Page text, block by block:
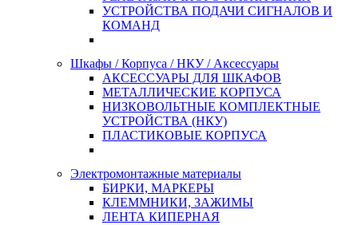
УСТРОЙСТВА ПОДАЧИ СИГНАЛОВ И
КОМАНД
Шкафы / Корпуса / НКУ / Аксессуары
АКСЕССУАРЫ ДЛЯ ШКАФОВ
МЕТАЛЛИЧЕСКИЕ КОРПУСА
НИЗКОВОЛЬТНЫЕ КОМПЛЕКТНЫЕ
УСТРОЙСТВА (НКУ)
ПЛАСТИКОВЫЕ КОРПУСА
Электромонтажные материалы
БИРКИ, МАРКЕРЫ
КЛЕММНИКИ, ЗАЖИМЫ
ЛЕНТА КИПЕРНАЯ